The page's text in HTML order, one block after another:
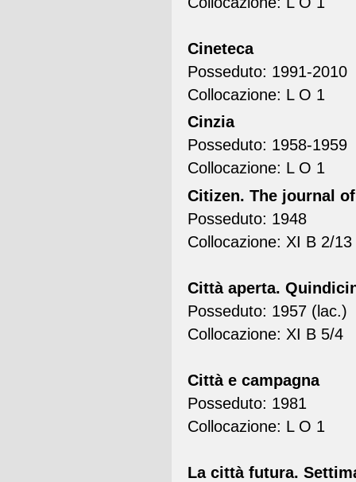
Cineteca
Posseduto: 1991-2010
Collocazione: L O 1
Cinzia
Posseduto: 1958-1959
Collocazione: L O 1
Citizen. The journal
Posseduto: 1948
Collocazione: XI B 2/13
Città aperta.
Posseduto: 1957 (lac.)
Collocazione: XI B 5/4
Città e campagna
Posseduto: 1981
Collocazione: L O 1
La città futura.